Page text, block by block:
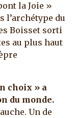
la Joie »
l’archétype du
Boisset sorti
au plus haut
choix » a
du monde.
Un de